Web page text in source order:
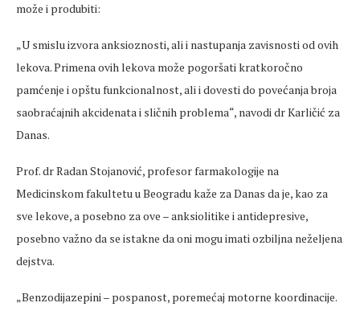
može i produbiti:
„U smislu izvora anksioznosti, ali i nastupanja zavisnosti od ovih
lekova. Primena ovih lekova može pogoršati kratkoročno
pamćenje i opštu funkcionalnost, ali i dovesti do povećanja broja
saobraćajnih akcidenata i sličnih problema“, navodi dr Karličić za
Danas.
Prof. dr Radan Stojanović, profesor farmakologije na
Medicinskom fakultetu u Beogradu kaže za Danas da je, kao za
sve lekove, a posebno za ove – anksiolitike i antidepresive,
posebno važno da se istakne da oni mogu imati ozbiljna neželjena
dejstva.
„Benzodijazepini – pospanost, poremećaj motorne koordinacije.